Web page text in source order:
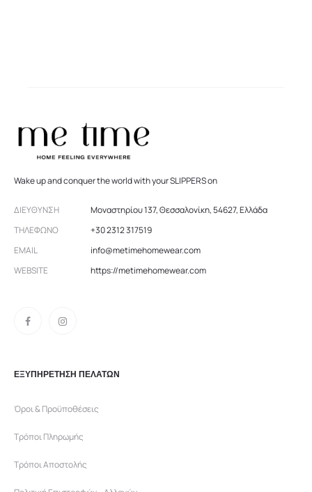
Wake up and conquer the world with your SLIPPERS on
ΔΙΕΎΘΥΝΣΗ
Μοναστηρίου 137, Θεσσαλονίκη, 54627, Ελλάδα
ΤΗΛΈΦΩΝΟ
+30 2312 317519
EMAIL
info@metimehomewear.com
WEBSITE
https://metimehomewear.com
ΕΞΥΠΗΡΕΤΗΣΗ ΠΕΛΑΤΩΝ
Όροι & Προϋποθέσεις
Τρόποι Πληρωμής
Τρόποι Αποστολής